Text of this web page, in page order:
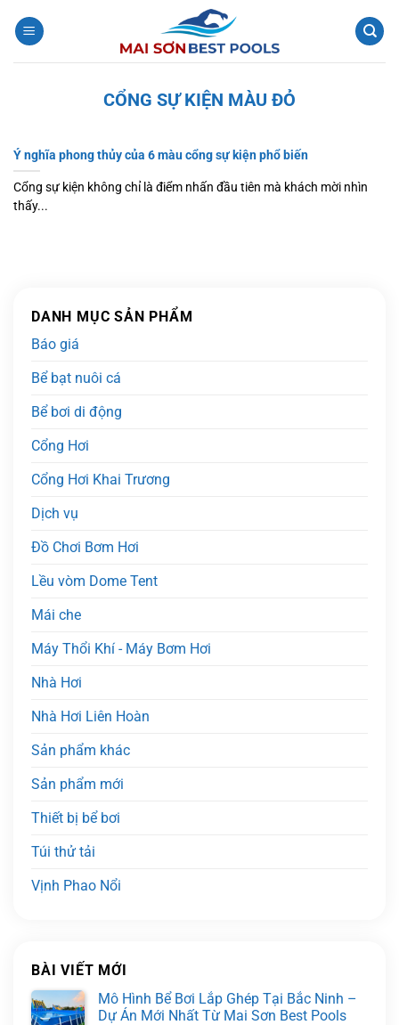
qua
CỔNG SỰ KIỆN MÀU ĐỎ
Ý nghĩa phong thủy của 6 màu cổng sự kiện phổ biến
Cổng sự kiện không chỉ là điểm nhấn đầu tiên mà khách mời nhìn
thấy...
DANH MỤC SẢN PHẨM
Báo giá
Bể bạt nuôi cá
Bể bơi di động
Cổng Hơi
Cổng Hơi Khai Trương
Dịch vụ
Đồ Chơi Bơm Hơi
Lều vòm Dome Tent
Mái che
Máy Thổi Khí - Máy Bơm Hơi
Nhà Hơi
Nhà Hơi Liên Hoàn
Sản phẩm khác
Sản phẩm mới
Thiết bị bể bơi
Túi thử tải
Vịnh Phao Nổi
BÀI VIẾT MỚI
Mô Hình Bể Bơi Lắp Ghép Tại Bắc Ninh –
Dự Án Mới Nhất Từ Mai Sơn Best Pools